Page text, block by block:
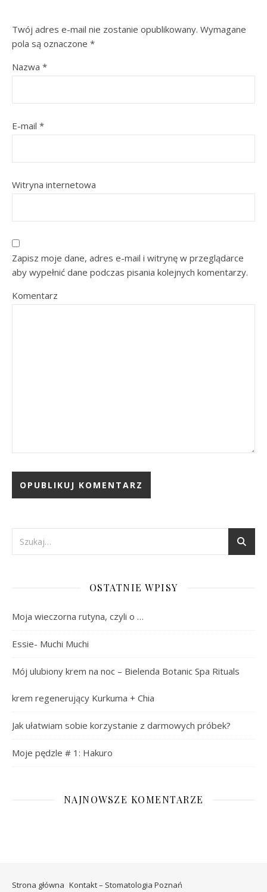
Twój adres e-mail nie zostanie opublikowany. Wymagane
pola są oznaczone *
Nazwa *
E-mail *
Witryna internetowa
Zapisz moje dane, adres e-mail i witrynę w przeglądarce
aby wypełnić dane podczas pisania kolejnych komentarzy.
Komentarz
OSTATNIE WPISY
Moja wieczorna rutyna, czyli o …
Essie- Muchi Muchi
Mój ulubiony krem na noc – Bielenda Botanic Spa Rituals
krem regenerujący Kurkuma + Chia
Jak ułatwiam sobie korzystanie z darmowych próbek?
Moje pędzle # 1: Hakuro
NAJNOWSZE KOMENTARZE
Strona główna Kontakt – Stomatologia Poznań